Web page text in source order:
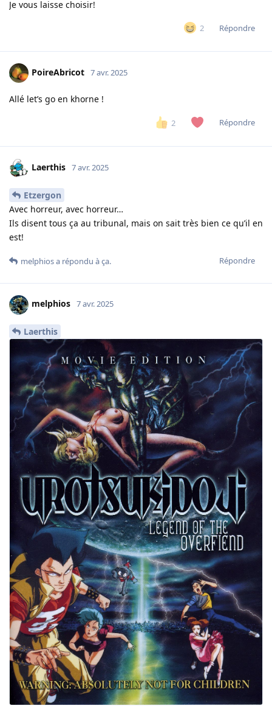
Je vous laisse choisir!
2 Répondre
PoireAbricot 7 avr. 2025
Allé let’s go en khorne !
2 Répondre
Laerthis 7 avr. 2025
Etzergon
Avec horreur, avec horreur…
Ils disent tous ça au tribunal, mais on sait très bien ce qu’il en
est!
Répondre
melphiosa répondu à ça.
melphios 7 avr. 2025
Laerthis